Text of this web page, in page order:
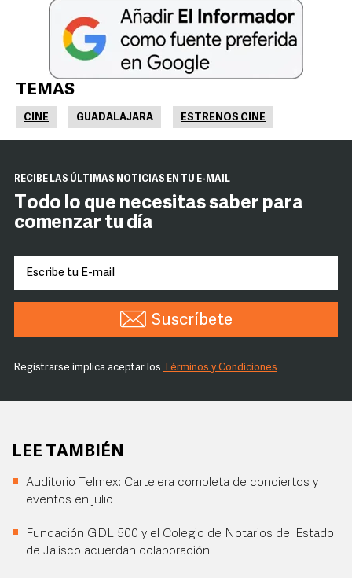
TEMAS
CINE GUADALAJARA ESTRENOS CINE
RECIBE LAS ÚLTIMAS NOTICIAS EN TU E-MAIL
Todo lo que necesitas saber para
comenzar tu día
Suscríbete
Registrarse implica aceptar los Términos y Condiciones
LEE TAMBIÉN
Auditorio Telmex: Cartelera completa de conciertos y
eventos en julio
Fundación GDL 500 y el Colegio de Notarios del Estado
de Jalisco acuerdan colaboración